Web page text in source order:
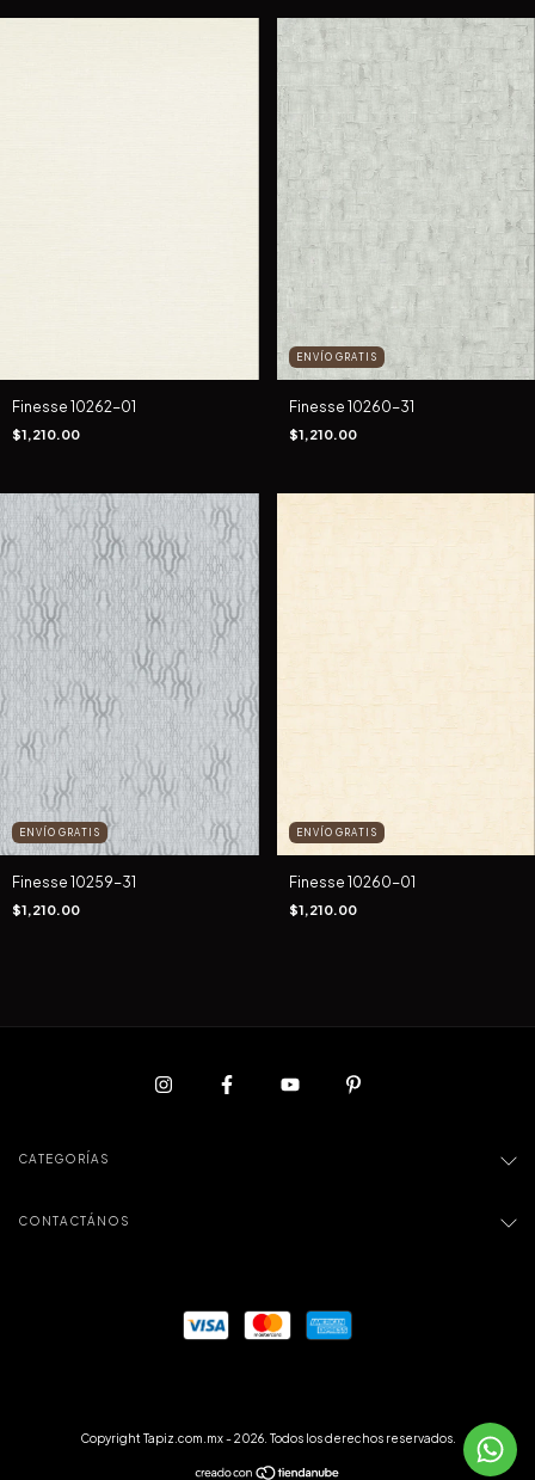
Finesse 10262-01
$1,210.00
ENVÍO GRATIS
Finesse 10260-31
$1,210.00
ENVÍO GRATIS
Finesse 10259-31
$1,210.00
ENVÍO GRATIS
Finesse 10260-01
$1,210.00
CATEGORÍAS
CONTACTÁNOS
Copyright Tapiz.com.mx - 2026. Todos los derechos reservados.